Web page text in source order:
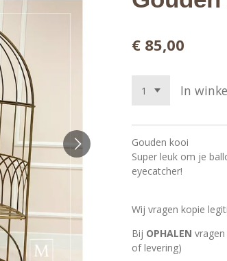
€ 85,00
In
Gouden kooi
Super leuk om je
eyecatcher!
Wij vragen kopie
Bij OPHALEN
of levering)